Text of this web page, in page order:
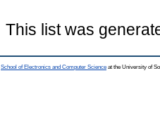
This list was
School of Electronics and Computer Science at the University of